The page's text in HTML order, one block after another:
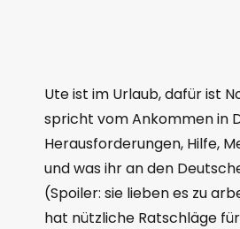
Ute ist im Urlaub, dafür ist
spricht vom Ankommen in
Herausforderungen, Hilfe,
und was ihr an den
(Spoiler: sie lieben es zu
hat nützliche Ratschläge für